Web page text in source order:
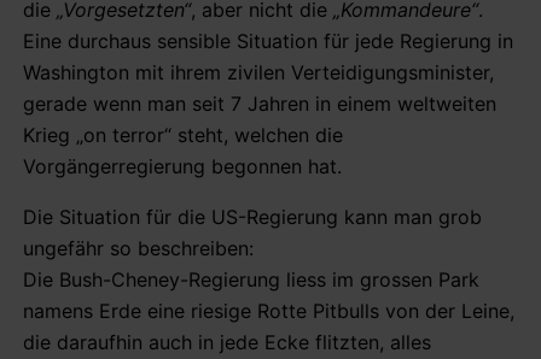
die „Vorgesetzten“, aber nicht die „Kommandeure“.
Eine durchaus sensible Situation für jede Regierung in
Washington mit ihrem zivilen Verteidigungsminister,
gerade wenn man seit 7 Jahren in einem weltweiten
Krieg „on terror“ steht, welchen die
Vorgängerregierung begonnen hat.
Die Situation für die US-Regierung kann man grob
ungefähr so beschreiben:
Die Bush-Cheney-Regierung liess im grossen Park
namens Erde eine riesige Rotte Pitbulls von der Leine,
die daraufhin auch in jede Ecke flitzten, alles